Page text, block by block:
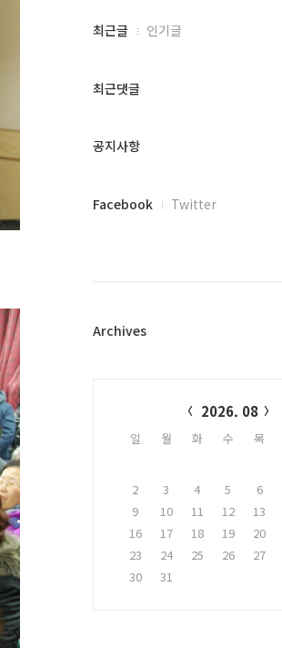
최
과
글
최근글 인기글
최근댓글
공지사항
페
플
Facebook Twitter
Archives
2026. 08
일 월 화 수 목
2
3 4 5 6
9
10 11 12 13
16
17 18 19 20
23
24 25 26 27
30
31